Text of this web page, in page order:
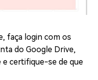
faça login com os
do Google Drive,
e certifique-se de que